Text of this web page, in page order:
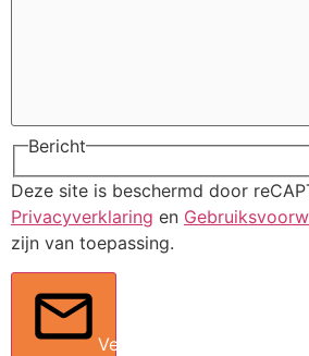
Bericht
Deze site is beschermd door
Privacyverklaring en
zijn van toepassing.
Verstuur